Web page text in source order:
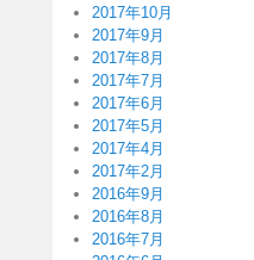
2017年10月
2017年9月
2017年8月
2017年7月
2017年6月
2017年5月
2017年4月
2017年2月
2016年9月
2016年8月
2016年7月